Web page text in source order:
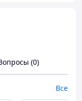
вайбер
Обратите
от цветов
настроек вашего
(0)
Все